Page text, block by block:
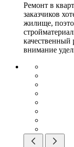
Ремонт в
заказчиков
жилище,
качественный
внимание